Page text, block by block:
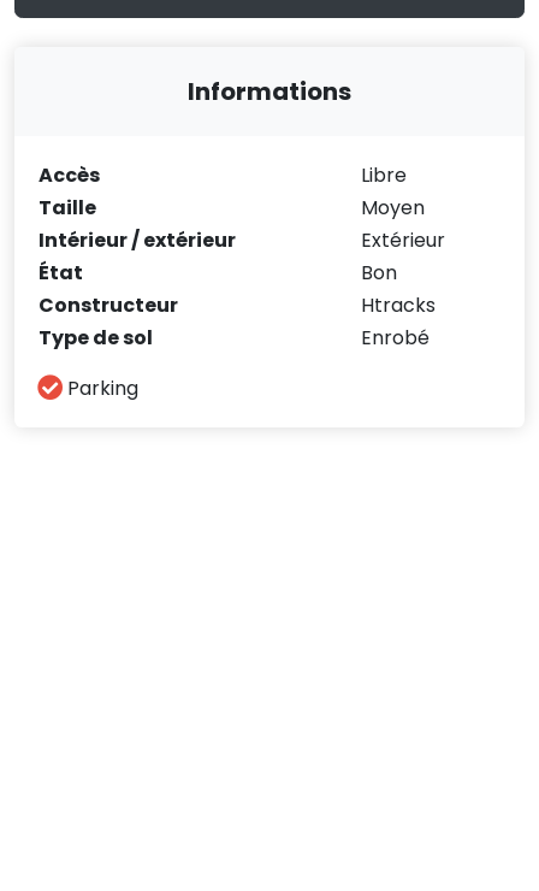
Informations
Accès
Libre
Taille
Moyen
Intérieur / extérieur
Extérieur
État
Bon
Constructeur
Htracks
Type de sol
Enrobé
Parking